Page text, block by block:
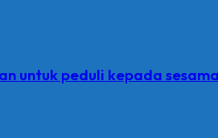
untuk peduli kepada